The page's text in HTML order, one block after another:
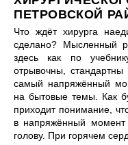
ПЕТРОВСКОЙ
Что ждёт хирурга
сделано? Мысленный
здесь как по
отрывочны,
самый напряжённый
на бытовые темы. Как
приходит понимание,
в напряжённый момент
голову. При горячем